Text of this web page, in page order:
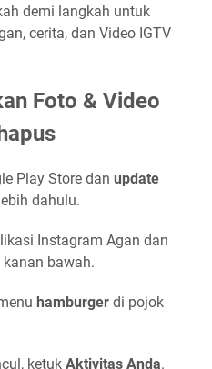
demi langkah untuk
cerita, dan Video IGTV
Foto & Video
Play Store dan update
dahulu.
Instagram Agan dan
bawah.
hamburger di pojok
ketuk Aktivitas Anda.